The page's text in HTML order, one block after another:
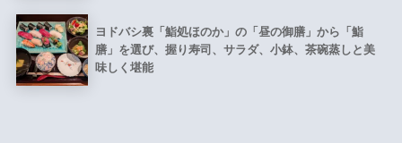
ヨドバシ裏「鮨処ほのか」の「昼の御膳」から「鮨
膳」を選び、握り寿司、サラダ、小鉢、茶碗蒸しと美
味しく堪能